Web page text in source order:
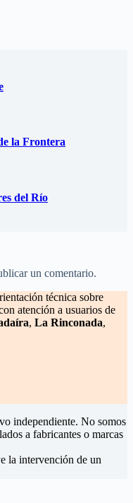
la Frontera
del Río
un comentario.
técnica sobre
atención a usuarios de
, La Rinconada,
independiente. No somos
a fabricantes o marcas
la intervención de un